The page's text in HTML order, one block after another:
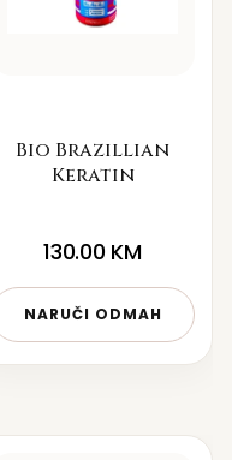
Bio Brazillian
Keratin
130.00 KM
NARUČI ODMAH